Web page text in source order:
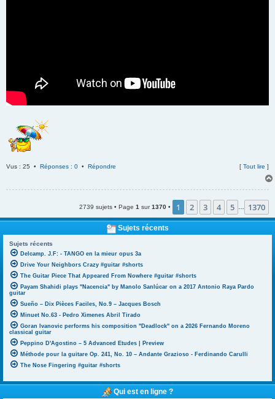
Vus : 25 • Réponses : 0 • Répondre [ Tout lire ]
2739 sujets • Page 1 sur1370 • 1 2 3 4 5 1370
Sujets récents
Sujets récents
Delcamp. J.F: - TANGO en la mieur opus 3a
Drive Your Neighbors Crazy #guitar #shorts
The Guitar Piece That Appeared From Nowhere #guitar #shorts
Payam Shahidi plays "Nacencia" by Manolo Sanlúcar on a 2017 Antonio Raya Pardo
guitar
Sueño – Dix Pièces Faciles, No.9 – Jacques Bosch
Minuet No.63 - Pedro Ximenes Abril Tirado
Goran Ivanovic performs his composition "Deadlock" on a 2026 Fernando Moreno
classical guitar
Peppino D'Agostino – 5 Advanced Etudes | Preview
Méthode pour la guitare Op. 241, No. 10 – Andante Grazioso - Ferdinando Carulli
The Nose Fingering #guitar #shorts
Qui est en ligne ?